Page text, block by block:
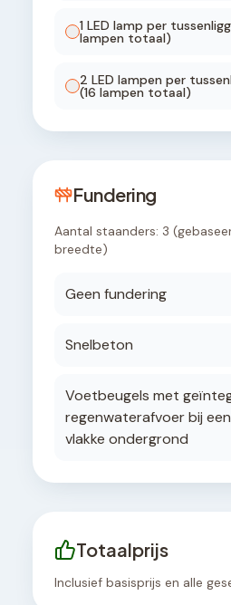
1 LED lamp per
lampen totaal)
2 LED lampen per
(16 lampen totaal)
Fundering
Aantal staanders: 3
breedte)
Geen fundering
Snelbeton
Voetbeugels met
regenwaterafvoer bij
vlakke ondergrond
Totaalprijs
Inclusief basisprijs en alle